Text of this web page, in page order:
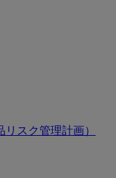
スク管理計画）